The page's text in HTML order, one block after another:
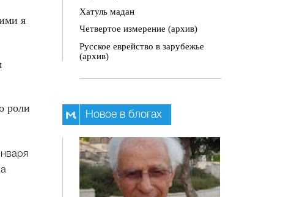
я
роли
Хатуль мадан
Четвертое измерение (архив)
Русское еврейство в зарубежье
(архив)
Новое в блогах